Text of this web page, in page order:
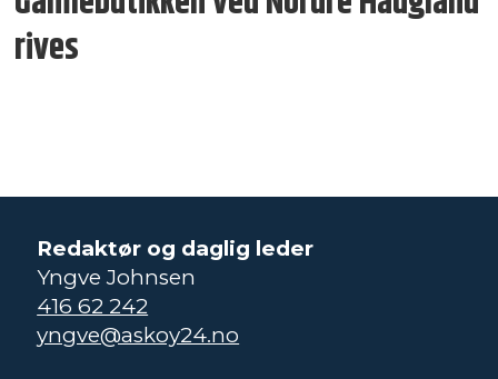
rives
Redaktør og daglig leder
Yngve Johnsen
416 62 242
yngve@askoy24.no